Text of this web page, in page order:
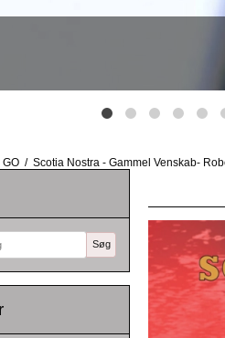
GO / Scotia Nostra - Gammel Venskab-
Søg